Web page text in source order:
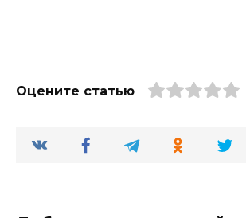
Оцените статью